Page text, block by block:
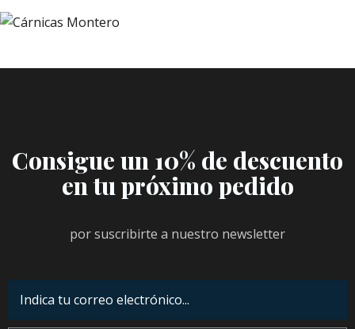
Consigue un 10% de descuento
en tu próximo pedido
por suscribirte a nuestro newsletter